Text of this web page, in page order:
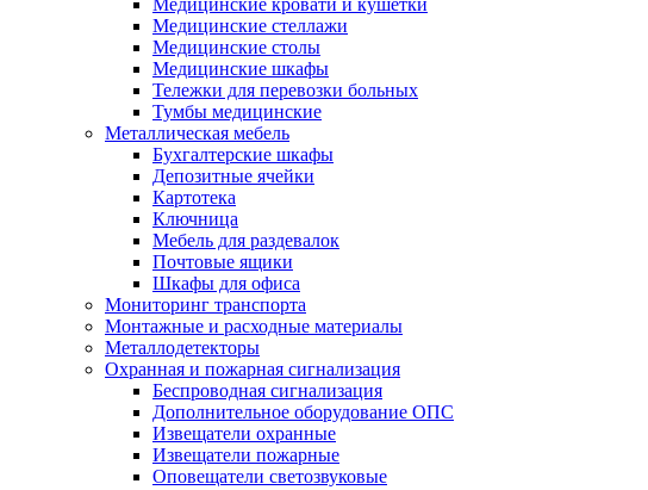
Медицинские кровати и кушетки
Медицинские стеллажи
Медицинские столы
Медицинские шкафы
Тележки для перевозки больных
Тумбы медицинские
Металлическая мебель
Бухгалтерские шкафы
Депозитные ячейки
Картотека
Ключница
Мебель для раздевалок
Почтовые ящики
Шкафы для офиса
Мониторинг транспорта
Монтажные и расходные материалы
Металлодетекторы
Охранная и пожарная сигнализация
Беспроводная сигнализация
Дополнительное оборудование ОПС
Извещатели охранные
Извещатели пожарные
Оповещатели светозвуковые